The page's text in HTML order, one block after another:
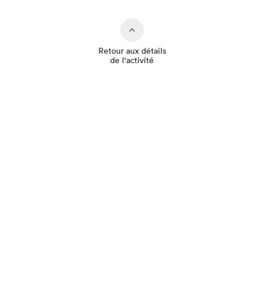
Retour aux détails
de l'activité